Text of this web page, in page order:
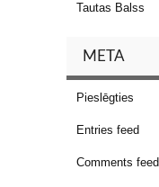
Tautas Balss
META
Pieslēgties
Entries feed
Comments feed